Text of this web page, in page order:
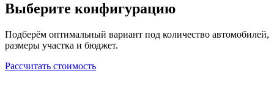
Выберите конфигурацию
Подберём оптимальный вариант под количество автомобилей,
размеры участка и бюджет.
Рассчитать стоимость